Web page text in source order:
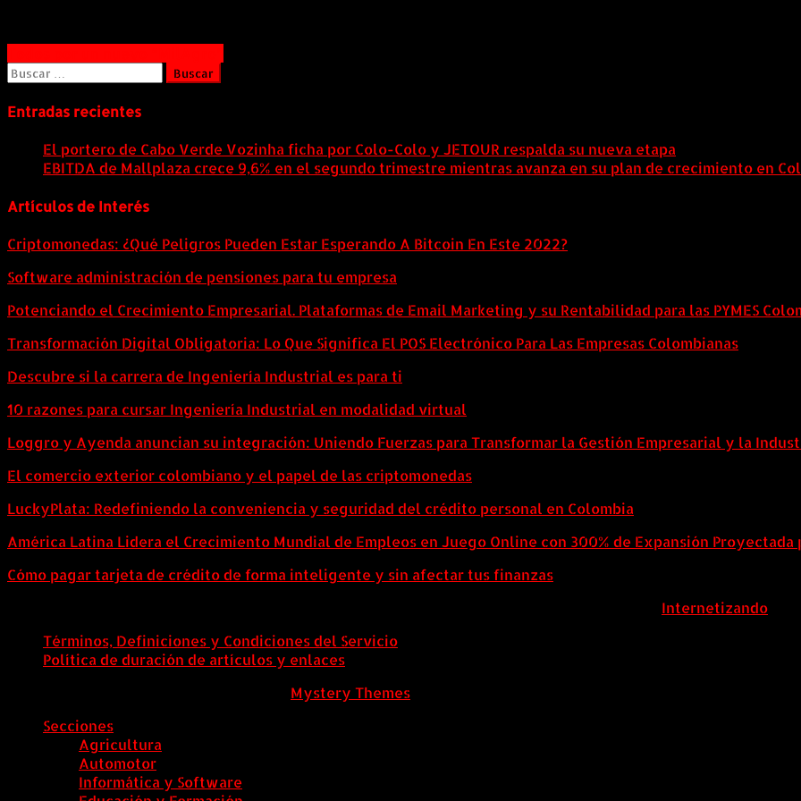
Navegación
de
entradas
Buscar:
Entradas recientes
El portero de Cabo Verde Vozinha ficha por Colo-Colo y JETOUR respalda su nueva etapa
EBITDA de Mallplaza crece 9,6% en el segundo trimestre mientras avanza en su plan de crecimiento en
Artículos de Interés
Criptomonedas: ¿Qué Peligros Pueden Estar Esperando A Bitcoin En Este 2022?
Software administración de pensiones para tu empresa
Potenciando el Crecimiento Empresarial. Plataformas de Email Marketing y su Rentabilidad para las PYMES
Transformación Digital Obligatoria: Lo Que Significa El POS Electrónico Para Las Empresas Colombianas
Descubre si la carrera de Ingeniería Industrial es para ti
10 razones para cursar Ingeniería Industrial en modalidad virtual
Loggro y Ayenda anuncian su integración: Uniendo Fuerzas para Transformar la Gestión Empresarial y la
El comercio exterior colombiano y el papel de las criptomonedas
LuckyPlata: Redefiniendo la conveniencia y seguridad del crédito personal en Colombia
América Latina Lidera el Crecimiento Mundial de Empleos en Juego Online con 300% de Expansión Proyectada
Cómo pagar tarjeta de crédito de forma inteligente y sin afectar tus finanzas
Internetizando
Términos, Definiciones y Condiciones del Servicio
Política de duración de artículos y enlaces
Mystery Themes
Secciones
Agricultura
Automotor
Informática y Software